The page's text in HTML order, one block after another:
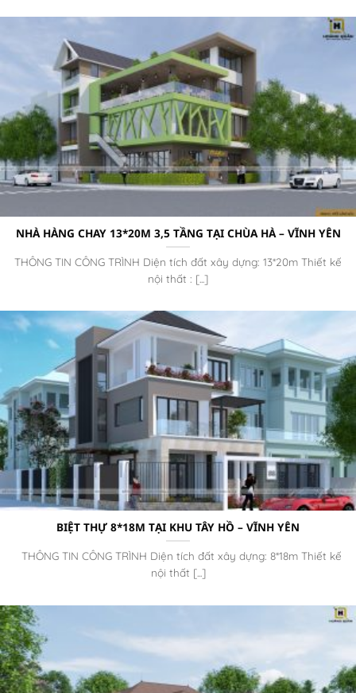
NHÀ HÀNG CHAY 13*20M 3,5 TẦNG TẠI CHÙA HÀ – VĨNH YÊN
THÔNG TIN CÔNG TRÌNH Diện tích đất xây dựng: 13*20m Thiết kế
nội thất : [...]
BIỆT THỰ 8*18M TẠI KHU TÂY HỒ – VĨNH YÊN
THÔNG TIN CÔNG TRÌNH Diện tích đất xây dựng: 8*18m Thiết kế
nội thất [...]